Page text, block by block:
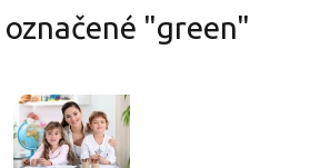
"green"